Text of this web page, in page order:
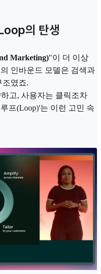
의 탄생
Marketing)"이 더 이상
인바운드 모델은 검색과
조였죠.
고, 사용자는 클릭조차
프(Loop)'는 이런 고민 속